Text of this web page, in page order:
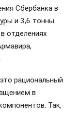
Сбербанка в
и 3,6 тонны
отделениях
рациональный
в
Так,